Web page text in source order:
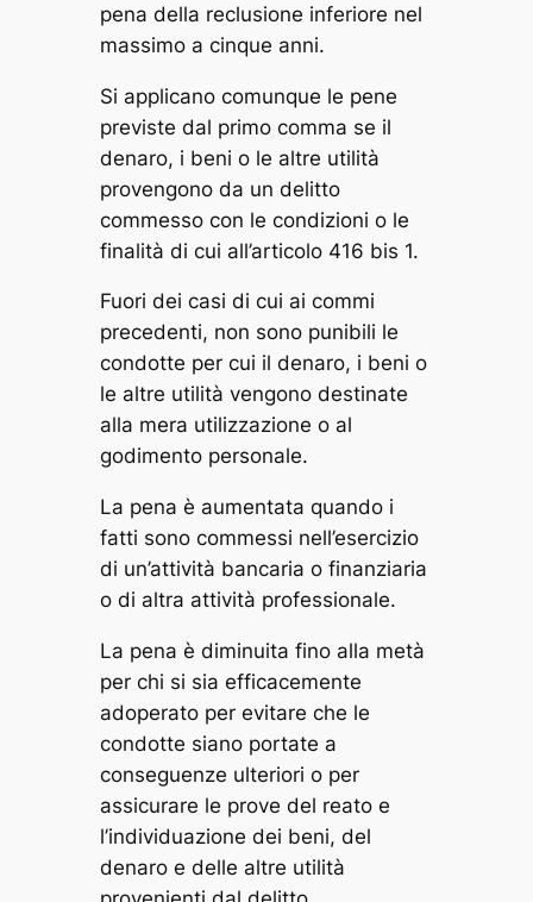
pena della reclusione inferiore nel
massimo a cinque anni.
Si applicano comunque le pene
previste dal primo comma se il
denaro, i beni o le altre utilità
provengono da un delitto
commesso con le condizioni o le
finalità di cui all’articolo 416 bis 1.
Fuori dei casi di cui ai commi
precedenti, non sono punibili le
condotte per cui il denaro, i beni o
le altre utilità vengono destinate
alla mera utilizzazione o al
godimento personale.
La pena è aumentata quando i
fatti sono commessi nell’esercizio
di un’attività bancaria o finanziaria
o di altra attività professionale.
La pena è diminuita fino alla metà
per chi si sia efficacemente
adoperato per evitare che le
condotte siano portate a
conseguenze ulteriori o per
assicurare le prove del reato e
l’individuazione dei beni, del
denaro e delle altre utilità